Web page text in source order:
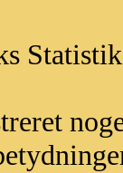
Statistik